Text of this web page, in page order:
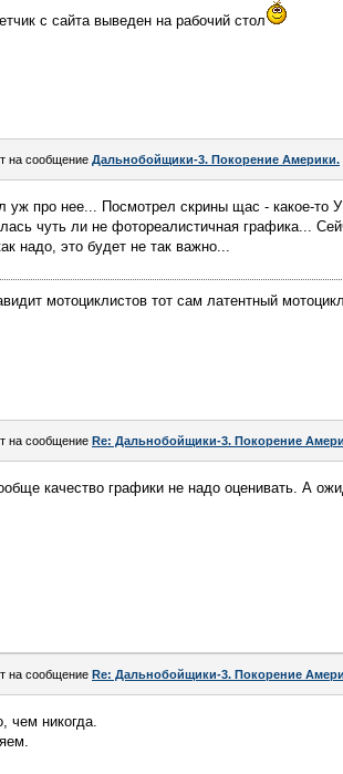
с сайта выведен на рабочий стол
на сообщение Дальнобойщики-3. Покорение Америки.
уж про нее... Посмотрел скрины щас - какое-то
чуть ли не фотореалистичная графика...
надо, это будет не так важно...
мотоциклистов тот сам латентный
на сообщение Re: Дальнобойщики-3. Покорение
качество графики не надо оценивать. А
на сообщение Re: Дальнобойщики-3. Покорение
чем никогда.